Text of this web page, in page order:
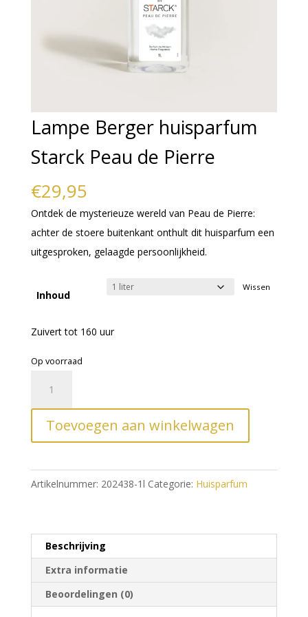
Lampe Berger huisparfum
Starck Peau de Pierre
€29,95
Ontdek de mysterieuze wereld van Peau de Pierre:
achter de stoere buitenkant onthult dit huisparfum een
uitgesproken, gelaagde persoonlijkheid.
Inhoud
Wissen
Zuivert tot 160 uur
Op voorraad
huisparfum
Toevoegen aan winkelwagen
i
v
e
:
Artikelnummer: 202438-1l Categorie: Huisparfum
Beschrijving
Extra informatie
Beoordelingen (0)